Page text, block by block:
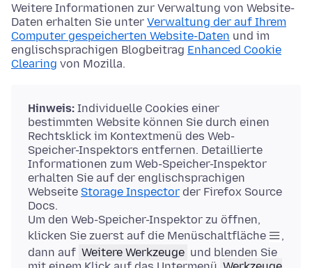
Weitere Informationen zur Verwaltung von Website-
Daten erhalten Sie unter Verwaltung der auf Ihrem
Computer gespeicherten Website-Daten und im
englischsprachigen Blogbeitrag Enhanced Cookie
Clearing von Mozilla.
Hinweis: Individuelle Cookies einer
bestimmten Website können Sie durch einen
Rechtsklick im Kontextmenü des Web-
Speicher-Inspektors entfernen. Detaillierte
Informationen zum Web-Speicher-Inspektor
erhalten Sie auf der englischsprachigen
Webseite Storage Inspector der Firefox Source
Docs.
Um den Web-Speicher-Inspektor zu öffnen,
klicken Sie zuerst auf die Menüschaltfläche
,
dann auf Weitere Werkzeuge und blenden Sie